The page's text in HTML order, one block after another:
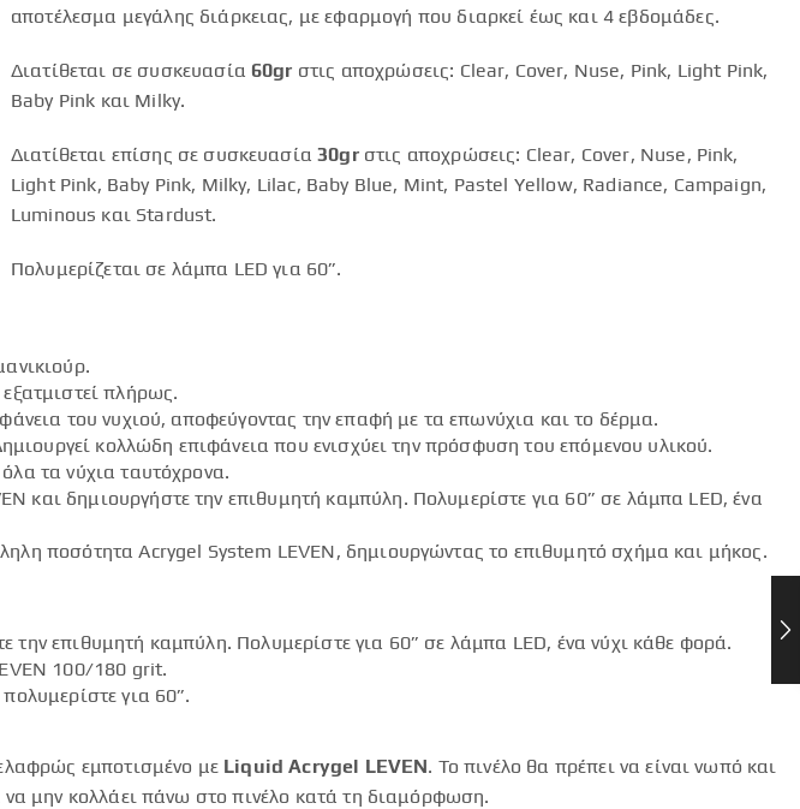
αποτέλεσμα μεγάλης διάρκειας, με εφαρμογή που διαρκεί έως και 4 εβδομάδες.
Διατίθεται σε συσκευασία 60gr στις αποχρώσεις: Clear, Cover, Nuse, Pink, Light Pink,
Baby Pink και Milky.
Διατίθεται επίσης σε συσκευασία30grστις αποχρώσεις: Clear, Cover, Nuse, Pink,
Light Pink, Baby Pink, Milky, Lilac, Baby Blue, Mint, Pastel Yellow, Radiance, Campaign,
Luminous και Stardust.
Πολυμερίζεται σε λάμπα LED για 60”.
πλήρως.
του νυχιού, αποφεύγοντας την επαφή με τα επωνύχια και το δέρμα.
κολλώδη επιφάνεια που ενισχύει την πρόσφυση του επόμενου υλικού.
τα νύχια ταυτόχρονα.
και δημιουργήστε την επιθυμητή καμπύλη. Πολυμερίστε για 60” σε λάμπα LED, ένα
ποσότητα Acrygel System LEVEN, δημιουργώντας το επιθυμητό σχήμα και μήκος.
επιθυμητή καμπύλη. Πολυμερίστε για 60” σε λάμπα LED, ένα νύχι κάθε φορά.
100/180 grit.
για 60”.
εμποτισμένο με Liquid Acrygel LEVEN. Το πινέλο θα πρέπει να είναι νωπό και
μην κολλάει πάνω στο πινέλο κατά τη διαμόρφωση.